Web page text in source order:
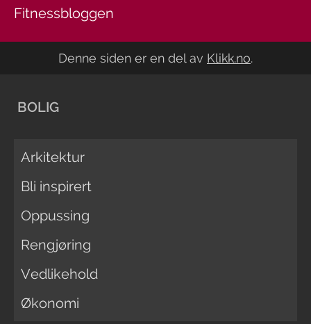
Fitnessbloggen
Denne siden er en del av Klikk.no.
BOLIG
Arkitektur
Bli inspirert
Oppussing
Rengjøring
Vedlikehold
Økonomi